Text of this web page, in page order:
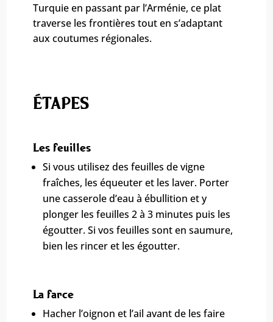
Turquie en passant par l’Arménie, ce plat
traverse les frontières tout en s’adaptant
aux coutumes régionales.
ÉTAPES
Les feuilles
Si vous utilisez des feuilles de vigne
fraîches, les équeuter et les laver. Porter
une casserole d’eau à ébullition et y
plonger les feuilles 2 à 3 minutes puis les
égoutter. Si vos feuilles sont en saumure,
bien les rincer et les égoutter.
La farce
Hacher l’oignon et l’ail avant de les faire